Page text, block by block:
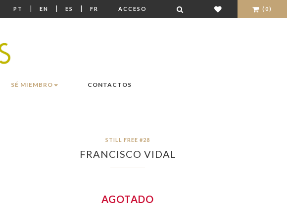
PT | EN | ES | FR ACCESO (0)
SÉ MIEMBRO CONTACTOS
STILL FREE #28
FRANCISCO VIDAL
AGOTADO